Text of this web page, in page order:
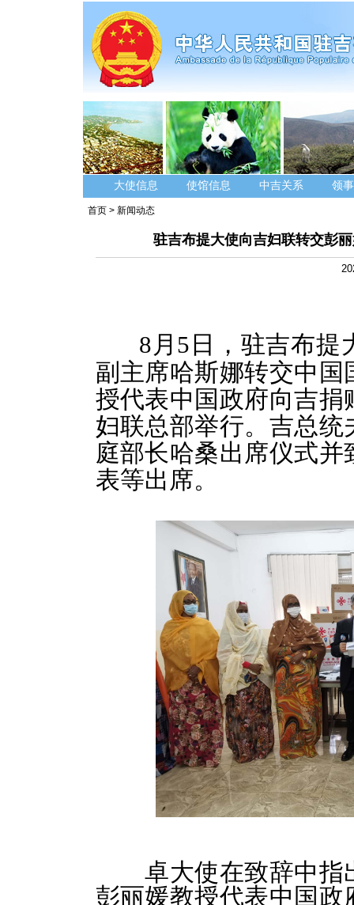
大使信息 使馆信息 中吉关系 领
首页 > 新闻动态
驻吉布提大使向吉妇联转交彭
8月5日，驻吉布提
副主席哈斯娜转交中
授代表中国政府向吉
妇联总部举行。吉总
庭部长哈桑出席仪式
表等出席。
卓大使在致辞中指
彭丽媛教授代表中国